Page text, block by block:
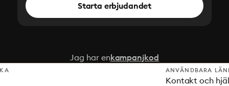
Starta erbjudandet
Jag har enkampanjkod
ANVÄNDBARA
Kontakt och